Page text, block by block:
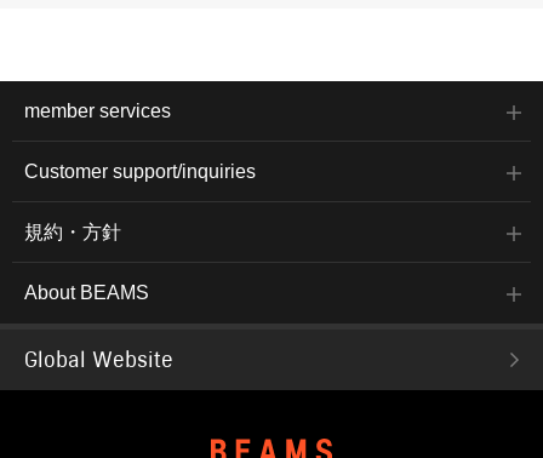
member services
Customer support/inquiries
規約・方針
About BEAMS
Global Website